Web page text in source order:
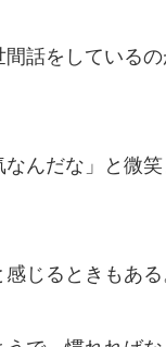
話をしているの
んだな」と微
感じるときもある